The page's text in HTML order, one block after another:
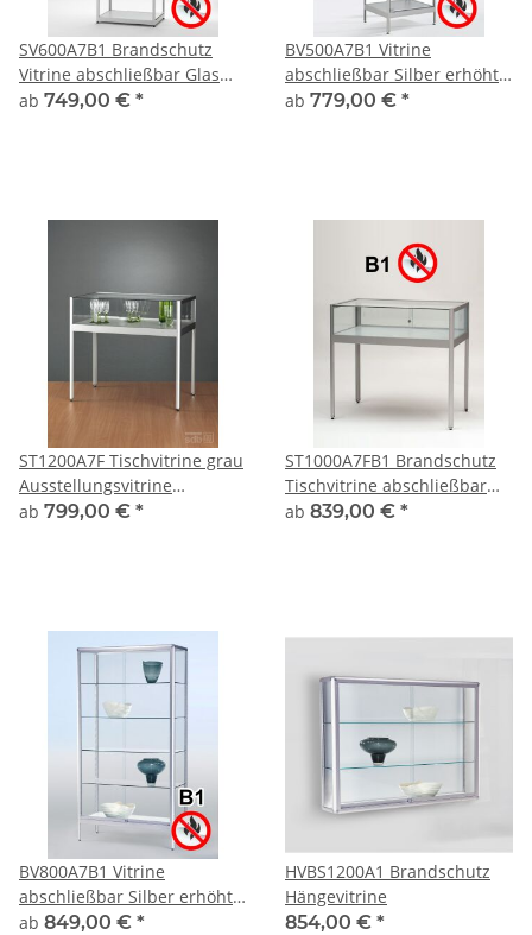
SV600A7B1 Brandschutz
Vitrine abschließbar Glas
Alu Silber
ab 749,00 € *
BV500A7B1 Vitrine
abschließbar Silber erhöht
auf kurzen Beinen
ab 779,00 € *
ST1200A7F Tischvitrine grau
Ausstellungsvitrine
Präsentationsvitrine Alu
ab 799,00 € *
ST1000A7FB1 Brandschutz
Tischvitrine abschließbar
Glas Alu Silber
ab 839,00 € *
BV800A7B1 Vitrine
abschließbar Silber erhöht
auf kurzen Beinen
ab 849,00 € *
HVBS1200A1 Brandschutz
Hängevitrine
854,00 € *